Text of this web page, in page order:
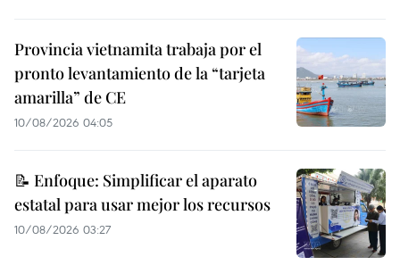
Provincia vietnamita trabaja por el
pronto levantamiento de la “tarjeta
amarilla” de CE
10/08/2026 04:05
📝 Enfoque: Simplificar el aparato
estatal para usar mejor los recursos
10/08/2026 03:27